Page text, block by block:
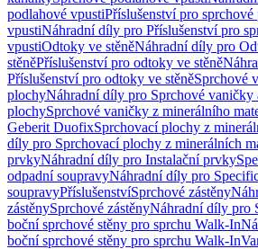
podlahové vpustiPříslušenství pro sprchové
vpustiNáhradní díly pro Příslušenství pro
vpustiOdtoky ve stěněNáhradní díly pro
stěněPříslušenství pro odtoky ve stěně
Příslušenství pro odtoky ve stěněSprchové
plochyNáhradní díly pro Sprchové vaničky
plochySprchové vaničky z minerálního
Geberit DuofixSprchovací plochy z
díly pro Sprchovací plochy z minerálních
prvkyNáhradní díly pro Instalační prvky
odpadní soupravyNáhradní díly pro
soupravyPříslušenstvíSprchové zástěny
zástěnySprchové zástěnyNáhradní díly pro
boční sprchové stěny pro sprchu Walk-In
boční sprchové stěny pro sprchu Walk-In